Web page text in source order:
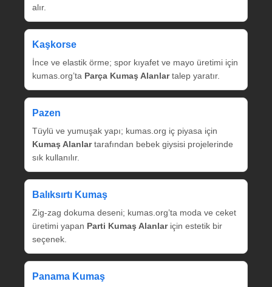
alır.
Kaşkorse
İnce ve elastik örme; spor kıyafet ve mayo üretimi için
kumas.org’ta Parça Kumaş Alanlartalep yaratır.
Pazen
Tüylü ve yumuşak yapı; kumas.org iç piyasa için
Kumaş Alanlartarafından bebek giysisi projelerinde
sık kullanılır.
Balıksırtı Kumaş
Zig‑zag dokuma deseni; kumas.org’ta moda ve ceket
üretimi yapan Parti Kumaş Alanlariçin estetik bir
seçenek.
Panama Kumaş